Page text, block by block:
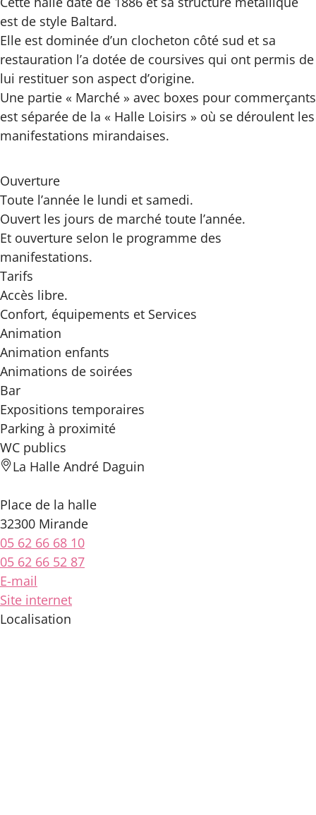
est de style Baltard.
Elle est dominée d’un clocheton côté sud et sa
restauration l’a dotée de coursives qui ont permis de
lui restituer son aspect d’origine.
Une partie « Marché » avec boxes pour commerçants
est séparée de la « Halle Loisirs » où se déroulent les
manifestations mirandaises.
Ouverture
Toute l’année le lundi et samedi.
Ouvert les jours de marché toute l’année.
Et ouverture selon le programme des
manifestations.
Tarifs
Accès libre.
Confort, équipements et Services
Animation
Animation enfants
Animations de soirées
Bar
Expositions temporaires
Parking à proximité
WC publics
La Halle André Daguin
Place de la halle
32300 Mirande
05 62 66 68 10
05 62 66 52 87
E-mail
Site internet
Localisation